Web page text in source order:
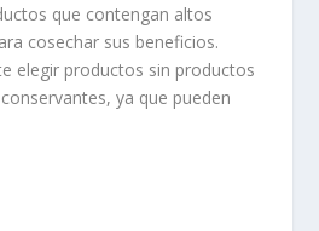
que contengan altos
cosechar sus beneficios.
elegir productos sin productos
ya que pueden